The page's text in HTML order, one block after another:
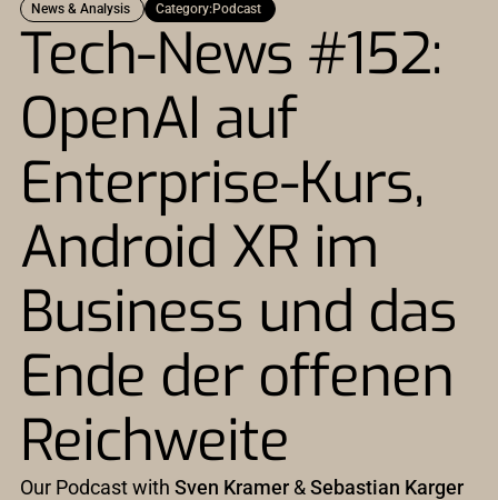
News & Analysis Category:Podcast
Tech-News #152:
OpenAI auf
Enterprise-Kurs,
Android XR im
Business und das
Ende der offenen
Reichweite
Our Podcast with Sven Kramer &Sebastian Karger